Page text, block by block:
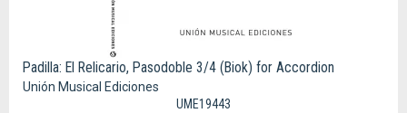
Padilla: El Relicario, Pasodoble 3/4 (Biok) for Accordion
Unión Musical Ediciones
UME19443